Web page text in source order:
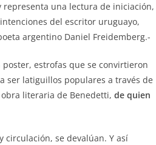
representa una lectura de iniciación,
del escritor uruguayo,
argentino Daniel Freidemberg.-
estrofas que se convirtieron
ser latiguillos populares a través de
literaria de Benedetti, de quien
circulación, se devalúan. Y así